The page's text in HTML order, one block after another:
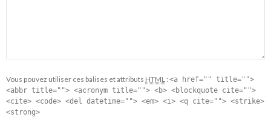
Vous pouvez utiliser ces balises et attributs HTML : <a href="" title="">
<abbr title=""> <acronym title=""> <b> <blockquote cite="">
<cite> <code> <del datetime=""> <em> <i> <q cite=""> <strike>
<strong>